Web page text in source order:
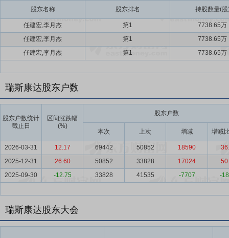
股东名称 股东排名 持股数量(股
任建宏,李月杰 第1
7738.65万
任建宏,李月杰
第1
7738.65万
任建宏,李月杰
第1 7738.65万
瑞斯康达股东户数
股东户数统计
截止日
区间涨跌幅
(%)
股东户数
本次 上次 增减 增减
2026-03-31 12.17 69442 50852 18590
2025-12-31
26.60 50852 33828 17024
2025-09-30
-12.75 33828 41535 -7707 -
瑞斯康达股东大会